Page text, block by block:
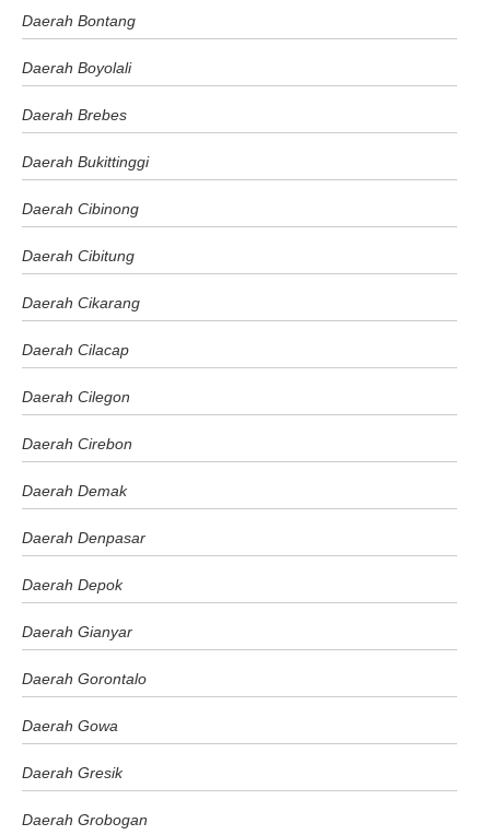
Daerah Bontang
Daerah Boyolali
Daerah Brebes
Daerah Bukittinggi
Daerah Cibinong
Daerah Cibitung
Daerah Cikarang
Daerah Cilacap
Daerah Cilegon
Daerah Cirebon
Daerah Demak
Daerah Denpasar
Daerah Depok
Daerah Gianyar
Daerah Gorontalo
Daerah Gowa
Daerah Gresik
Daerah Grobogan